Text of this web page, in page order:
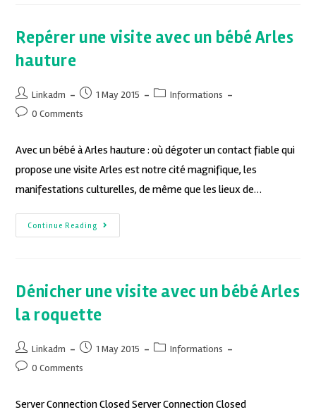
Repérer une visite avec un bébé Arles
hauture
Linkadm 1 May 2015
Informations
0 Comments
Avec un bébé à Arles hauture : où dégoter un contact fiable qui
propose une visite Arles est notre cité magnifique, les
manifestations culturelles, de même que les lieux de…
Continue Reading
Dénicher une visite avec un bébé Arles
la roquette
Linkadm 1 May 2015
Informations
0 Comments
Server Connection Closed Server Connection Closed